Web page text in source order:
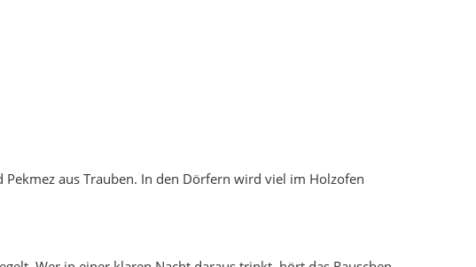
Wer in einer klaren Nacht daraus trinkt, hört das Rauschen
Schlucht wirft, soll im Echo seine eigene Stimme finden –